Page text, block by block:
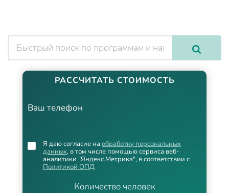
РАССЧИТАТЬ СТОИМОСТЬ
Ваш телефон
Количество человек
Я даю согласие на обработку персональных
данных, в том числе помощью сервиса веб-
аналитики "Яндекс.Метрика", в соответствии с
Политикой ОПД